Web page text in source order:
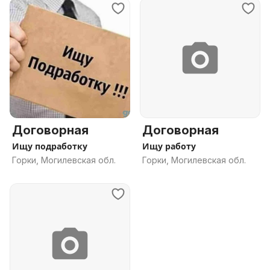
Договорная
Ищу подработку
Горки, Могилевская обл.
Договорная
Ищу работу
Горки, Могилевская обл.